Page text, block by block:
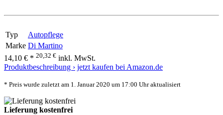
Typ
Autopflege
Marke Di Martino
14,10 € * 20,32 € inkl. MwSt.
Produktbeschreibung › jetzt kaufen bei Amazon.de
* Preis wurde zuletzt am 1. Januar 2020 um 17:00 Uhr aktualisiert
Lieferung kostenfrei